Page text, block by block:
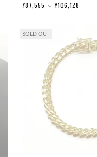
¥87,555 ～ ¥106,128
SOLD OUT